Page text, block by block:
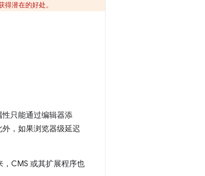
潜在的好处。
只能通过编辑器添
，如果浏览器级延迟
CMS 或其扩展程序也